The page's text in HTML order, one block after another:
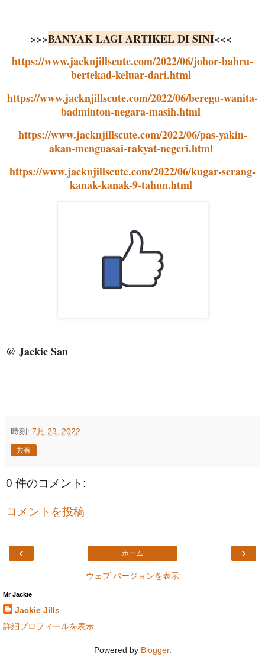
>>>BANYAK LAGI ARTIKEL DI SINI<<<
https://www.jacknjillscute.com/2022/06/johor-bahru-
bertekad-keluar-dari.html
https://www.jacknjillscute.com/2022/06/beregu-wanita-
badminton-negara-masih.html
https://www.jacknjillscute.com/2022/06/pas-yakin-
akan-menguasai-rakyat-negeri.html
https://www.jacknjillscute.com/2022/06/kugar-serang-
kanak-kanak-9-tahun.html
@ Jackie San
時刻: 7月 23, 2022
共有
0 件のコメント:
コメントを投稿
‹ ›
ホーム
ウェブ バージョンを表示
Mr Jackie
Jackie Jills
詳細プロフィールを表示
Powered by Blogger.